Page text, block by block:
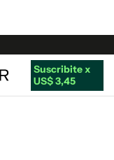
Suscribite x
US$ 3,45